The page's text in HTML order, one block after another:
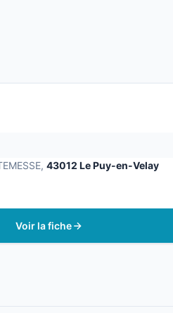
43012 Le Puy-en-Velay
Voir la fiche